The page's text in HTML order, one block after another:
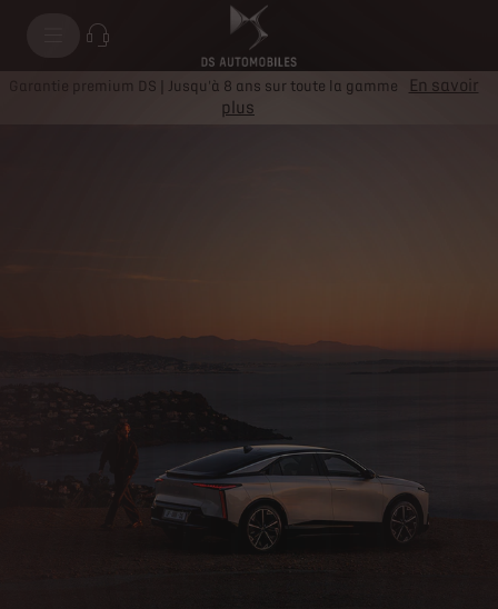
Garantie premium DS | Jusqu'à 8 ans sur toute la gamme
En savoir
plus
100 % électrique